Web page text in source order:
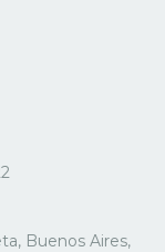
Buenos Aires,